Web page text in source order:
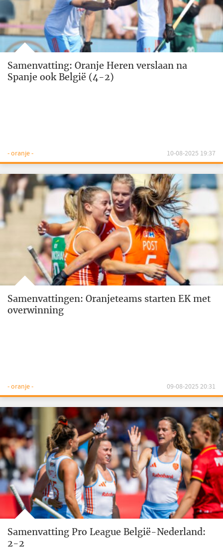
Samenvatting: Oranje Heren verslaan na
Spanje ook België (4-2)
- oranje - 10-08-2025 19:37
Samenvattingen: Oranjeteams starten EK met
overwinning
- oranje - 09-08-2025 20:31
Samenvatting Pro League België-Nederland:
2-2